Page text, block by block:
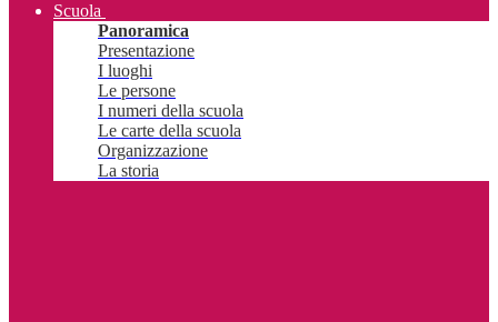
Scuola
Panoramica
Presentazione
I luoghi
Le persone
I numeri della scuola
Le carte della scuola
Organizzazione
La storia